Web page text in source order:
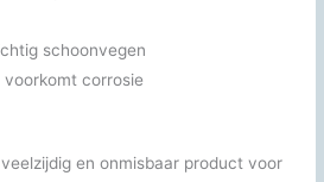
schoonvegen
corrosie
en onmisbaar product voor